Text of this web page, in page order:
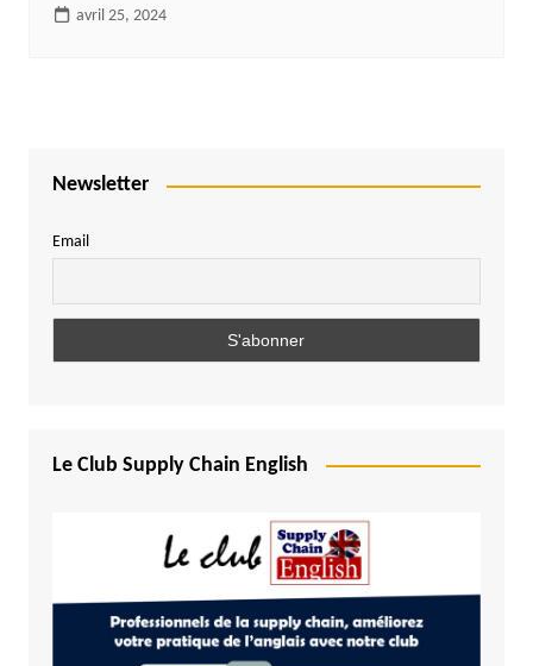
avril 25, 2024
Newsletter
Email
Le Club Supply Chain English